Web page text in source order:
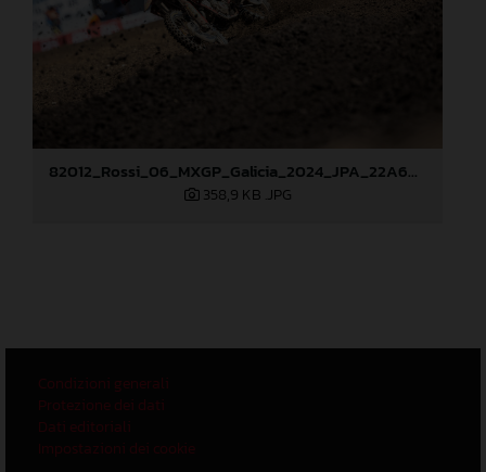
82012_Rossi_06_MXGP_Galicia_2024_JPA_22A6628
358,9 KB .JPG
Condizioni generali
Protezione dei dati
Dati editoriali
Impostazioni dei cookie